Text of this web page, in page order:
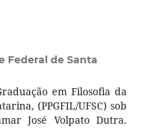
Federal de Santa
em Filosofia da
(PPGFIL/UFSC) sob
José Volpato Dutra.